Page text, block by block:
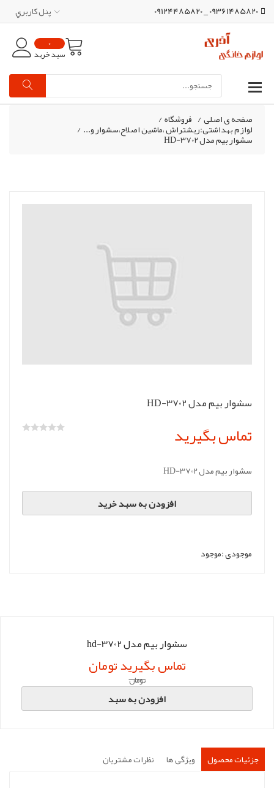
09361485820 _ 09124485820 پنل کاربري
0
سبد خرید
صفحه ی اصلی/ فروشگاه/
لوازم بهداشتی:ریشتراش ،ماشین اصلاح،سشوار و... /
سشوار بیم مدل HD-3702
سشوار بیم مدل HD-3702
تماس بگیرید
سشوار بیم مدل HD-3702
افزودن به سبد خرید
موجودی :موجود
سشوار بیم مدل hd-3702
تماس بگیرید تومان
تومان
افزودن به سبد
جزئیات محصول ویژگی ها نظرات مشتریان